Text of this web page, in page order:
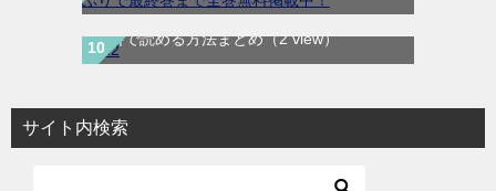
H2はどこで読める？｜サンデーうぇぶりで
無料で読める方法まとめ（2 view）
サイト内検索